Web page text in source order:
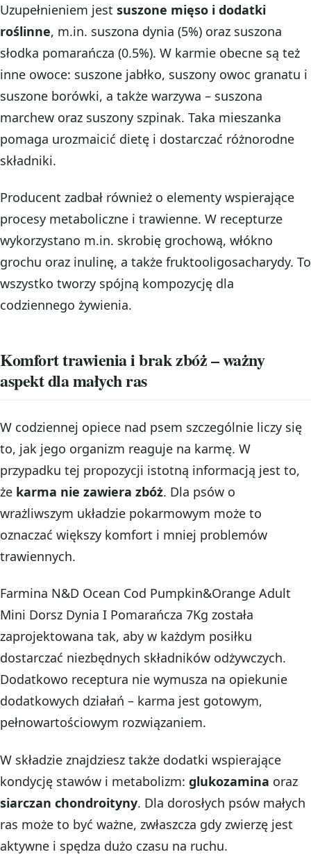
Uzupełnieniem jest suszone mięso i dodatki
roślinne, m.in. suszona dynia (5%) oraz suszona
słodka pomarańcza (0.5%). W karmie obecne są też
inne owoce: suszone jabłko, suszony owoc granatu i
suszone borówki, a także warzywa – suszona
marchew oraz suszony szpinak. Taka mieszanka
pomaga urozmaicić dietę i dostarczać różnorodne
składniki.
Producent zadbał również o elementy wspierające
procesy metaboliczne i trawienne. W recepturze
wykorzystano m.in. skrobię grochową, włókno
grochu oraz inulinę, a także fruktooligosacharydy. To
wszystko tworzy spójną kompozycję dla
codziennego żywienia.
Komfort trawienia i brak zbóż – ważny
aspekt dla małych ras
W codziennej opiece nad psem szczególnie liczy się
to, jak jego organizm reaguje na karmę. W
przypadku tej propozycji istotną informacją jest to,
że karma nie zawiera zbóż. Dla psów o
wrażliwszym układzie pokarmowym może to
oznaczać większy komfort i mniej problemów
trawiennych.
Farmina N&D Ocean Cod Pumpkin&Orange Adult
Mini Dorsz Dynia I Pomarańcza 7Kg została
zaprojektowana tak, aby w każdym posiłku
dostarczać niezbędnych składników odżywczych.
Dodatkowo receptura nie wymusza na opiekunie
dodatkowych działań – karma jest gotowym,
pełnowartościowym rozwiązaniem.
W składzie znajdziesz także dodatki wspierające
kondycję stawów i metabolizm: glukozamina oraz
siarczan chondroityny. Dla dorosłych psów małych
ras może to być ważne, zwłaszcza gdy zwierzę jest
aktywne i spędza dużo czasu na ruchu.